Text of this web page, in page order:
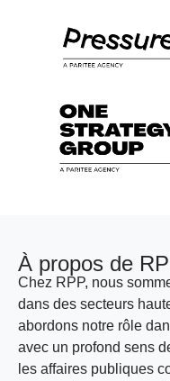
À propos de
Chez RPP, nous
dans des secteurs
abordons notre rôle
avec un profond sens
les affaires publiques